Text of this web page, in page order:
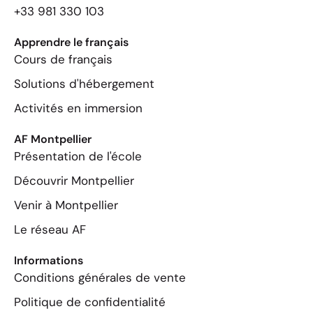
+33 981 330 103
Apprendre le français
Cours de français
Solutions d'hébergement
Activités en immersion
AF Montpellier
Présentation de l'école
Découvrir Montpellier
Venir à Montpellier
Le réseau AF
Informations
Conditions générales de vente
Politique de confidentialité